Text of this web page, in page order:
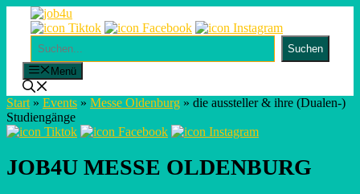
contentSuchen
Suchen
Menü
Start » Events » Messe Oldenburg » die aussteller & ihre (Dualen-)
Studiengänge
JOB4U MESSE OLDENBURG